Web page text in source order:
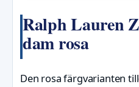
Ralph Lauren
dam rosa
Den rosa färgvarianten